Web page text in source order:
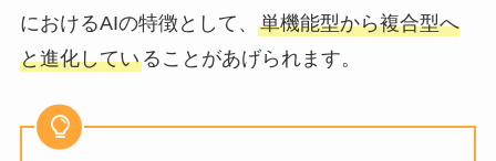
におけるAIの特徴として、 単機能型から複合型へ
と進化していることがあげられます。